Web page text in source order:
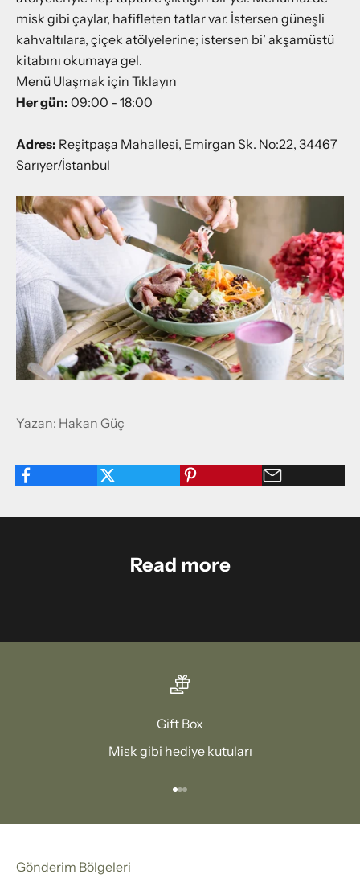
misk gibi çaylar, hafifleten tatlar var. İstersen güneşli
kahvaltılara, çiçek atölyelerine; istersen bi’ akşamüstü
kitabını okumaya gel.
Menü Ulaşmak için Tıklayın
Her gün: 09:00 - 18:00
Adres: Reşitpaşa Mahallesi, Emirgan Sk. No:22, 34467
Sarıyer/İstanbul
Yazan: Hakan Güç
Read more
Gift Box
Misk gibi hediye kutuları
1 ögesine git
2 ögesine git
3 ögesine git
Gönderim Bölgeleri